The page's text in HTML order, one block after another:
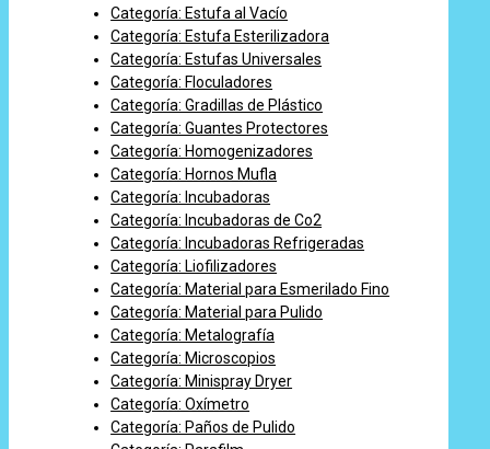
Categoría: Estufa al Vacío
Categoría: Estufa Esterilizadora
Categoría: Estufas Universales
Categoría: Floculadores
Categoría: Gradillas de Plástico
Categoría: Guantes Protectores
Categoría: Homogenizadores
Categoría: Hornos Mufla
Categoría: Incubadoras
Categoría: Incubadoras de Co2
Categoría: Incubadoras Refrigeradas
Categoría: Liofilizadores
Categoría: Material para Esmerilado Fino
Categoría: Material para Pulido
Categoría: Metalografía
Categoría: Microscopios
Categoría: Minispray Dryer
Categoría: Oxímetro
Categoría: Paños de Pulido